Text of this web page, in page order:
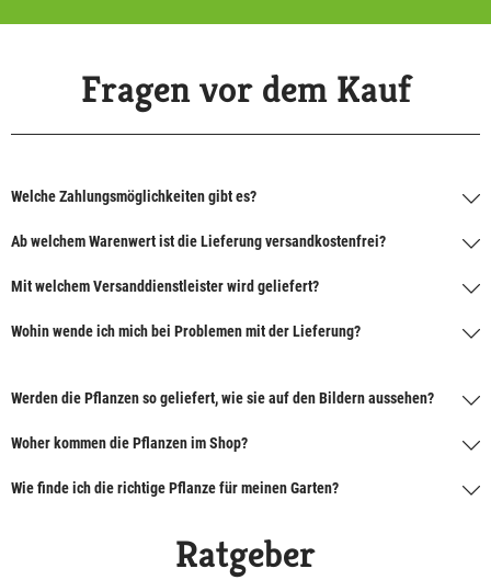
Fragen vor dem Kauf
Welche Zahlungsmöglichkeiten gibt es?
Ab welchem Warenwert ist die Lieferung versandkostenfrei?
Mit welchem Versanddienstleister wird geliefert?
Wohin wende ich mich bei Problemen mit der Lieferung?
Werden die Pflanzen so geliefert, wie sie auf den Bildern aussehen?
Woher kommen die Pflanzen im Shop?
Wie finde ich die richtige Pflanze für meinen Garten?
Ratgeber